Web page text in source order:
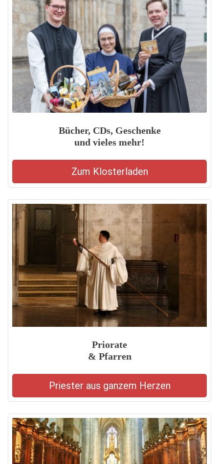
Bücher, CDs, Geschenke
und vieles mehr!
Zum Klosterladen
Priorate
& Pfarren
Priester aus ganzem Herzen